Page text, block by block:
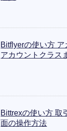
Bitflyerの使い方
アカウントクラス
Bittrexの使い方 取
面の操作方法